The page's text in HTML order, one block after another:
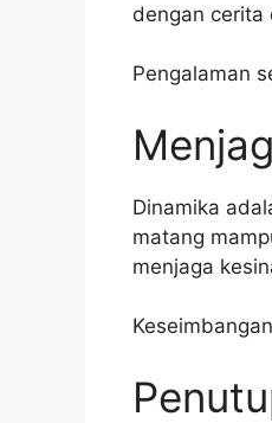
dengan cerita
Pengalaman
Dinamika
matang
menjaga